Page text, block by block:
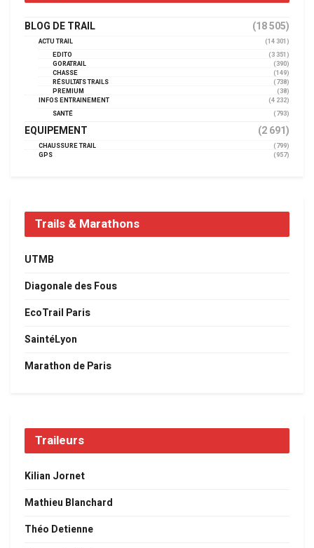
BLOG DE TRAIL (18 505)
ACTU TRAIL
(14 301)
EDITO
(3 351)
GORATRAIL
(390)
CHASSE
(149)
RÉSULTATS TRAILS
(738)
PREMIUM
(38)
INFOS ENTRAINEMENT
(4 232)
SANTÉ
(793)
EQUIPEMENT (2 691)
CHAUSSURE TRAIL
(799)
GPS
(957)
Trails & Marathons
UTMB
Diagonale des Fous
EcoTrail Paris
SaintéLyon
Marathon de Paris
Traileurs
Kilian Jornet
Mathieu Blanchard
Théo Detienne